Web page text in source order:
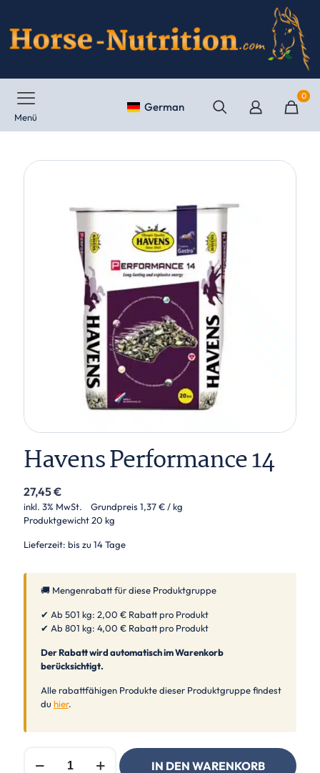
Menü
German
0
Havens Performance 14
27,45€
inkl. 3% MwSt. Grundpreis 1,37€/ kg
Produktgewicht20 kg
Lieferzeit: bis zu 14 Tage
🚚 Mengenrabatt für diese Produktgruppe
✔ Ab 501 kg: 2,00 € Rabatt pro Produkt
✔ Ab 801 kg: 4,00 € Rabatt pro Produkt
Der Rabatt wird automatisch im Warenkorb
berücksichtigt.
Alle rabattfähigen Produkte dieser Produktgruppe findest
du hier.
Performance
IN DEN WARENKORB